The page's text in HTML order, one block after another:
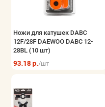
Ножи для катушек DABC
12F/28F DAEWOO DABC 12-
28BL (10 шт)
93.18 р./шт